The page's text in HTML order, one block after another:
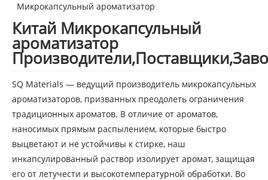
Микрокапсульный ароматизатор
Китай Микрокапсульный
ароматизатор
SQ Materials — ведущий производитель микрокапсульных
ароматизаторов, призванных преодолеть ограничения
традиционных ароматов. В отличие от ароматов,
наносимых прямым распылением, которые быстро
выцветают и не устойчивы к стирке, наш
инкапсулированный раствор изолирует аромат, защищая
его от летучести и высокотемпературной обработки. Во